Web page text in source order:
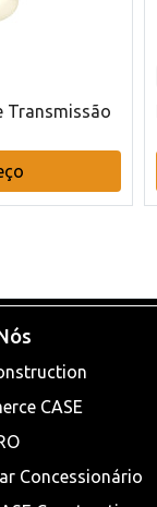
Transmissão
CASE
Concessionário